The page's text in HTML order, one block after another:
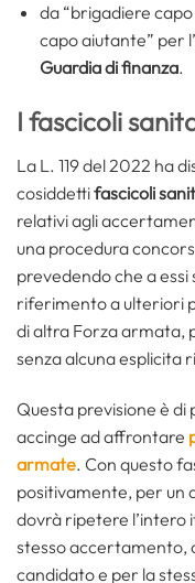
da “brigadiere
capo aiutante” per l’
Guardia di finanza.
I fascicoli
La L. 119 del 2022 ha
cosiddettifascicoli
relativi agli
una procedura
prevedendo che a
riferimento a ulteriori
di altra Forza armata,
senza alcuna esplicita
Questa previsione è
accinge ad affrontare
armate. Con questo
positivamente, per un
dovrà ripetere l’intero
stesso accertamento,
candidato e per la